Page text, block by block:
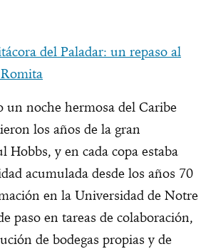
del Paladar: un repaso al
un noche hermosa del Caribe
los años de la gran
Hobbs, y en cada copa estaba
acumulada desde los años 70
en la Universidad de Notre
paso en tareas de colaboración,
de bodegas propias y de